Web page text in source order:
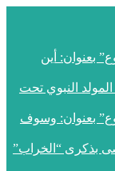
بعنوان: أين
المولد النبوي تحت
بعنوان: وسوف
بذكرى “الخراب”